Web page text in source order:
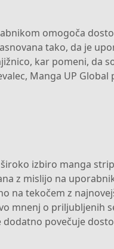
omogoča
tako, da je
kar pomeni, da
Manga UP Global
izbiro manga
z mislijo na
na tekočem z
mnenj o priljubljenih
dodatno povečuje